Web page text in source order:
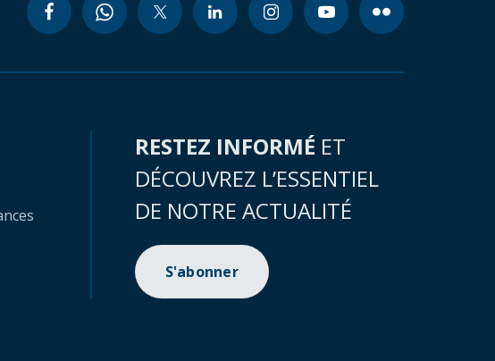
RESTEZ INFORMÉ ET
DÉCOUVREZ L’ESSENTIEL
DE NOTRE ACTUALITÉ
S'abonner